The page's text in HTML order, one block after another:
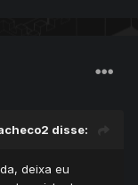
disse:
deixa eu